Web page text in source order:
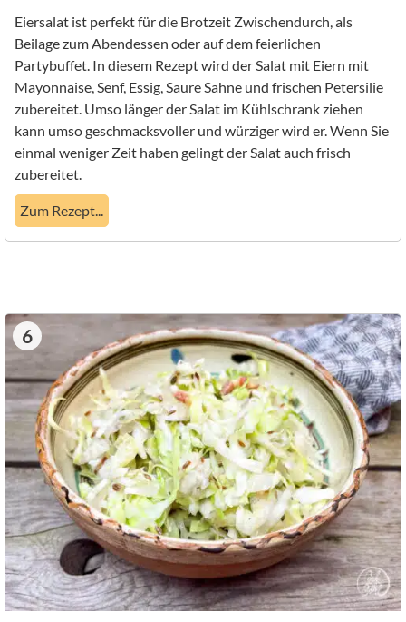
Eiersalat ist perfekt für die Brotzeit Zwischendurch, als
Beilage zum Abendessen oder auf dem feierlichen
Partybuffet. In diesem Rezept wird der Salat mit Eiern mit
Mayonnaise, Senf, Essig, Saure Sahne und frischen Petersilie
zubereitet. Umso länger der Salat im Kühlschrank ziehen
kann umso geschmacksvoller und würziger wird er. Wenn Sie
einmal weniger Zeit haben gelingt der Salat auch frisch
zubereitet.
Zum Rezept...
6